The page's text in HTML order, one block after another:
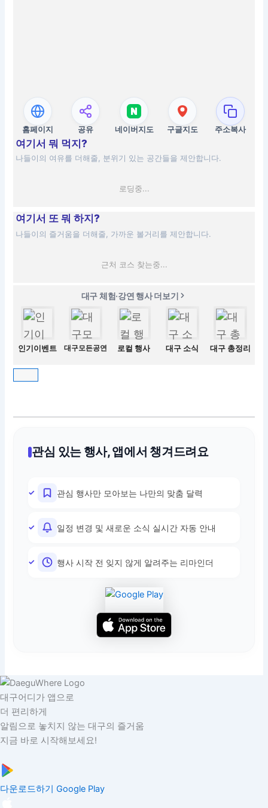
홈페이지 공유 네이버지도 구글지도 주소복사
여기서 뭐 먹지?
나들이의 여유를 더해줄, 분위기 있는 공간들을 제안합니다.
로딩중...
여기서 또 뭐 하지?
나들이의 즐거움을 더해줄, 가까운 볼거리를 제안합니다.
근처 코스 찾는중...
대구 체험·강연 행사 더보기
인기이벤트 대구모든공연 로컬 행사 대구 소식 대구 총정리
관심 있는 행사, 앱에서 챙겨드려요
관심 행사만 모아보는 나만의 맞춤 달력
일정 변경 및 새로운 소식 실시간 자동 안내
행사 시작 전 잊지 않게 알려주는 리마인더
대구어디가 앱으로
더 편리하게
알림으로 놓치지 않는 대구의 즐거움
지금 바로 시작해보세요!
다운로드하기 Google Play